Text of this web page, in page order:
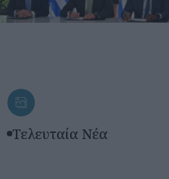
Τελευταία Νέα